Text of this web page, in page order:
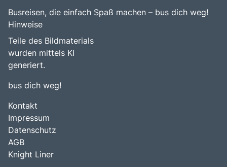
Busreisen, die einfach Spaß machen – bus dich weg!
Hinweise
Teile des Bildmaterials
wurden mittels KI
generiert.
bus dich weg!
Kontakt
Impressum
Datenschutz
AGB
Knight Liner